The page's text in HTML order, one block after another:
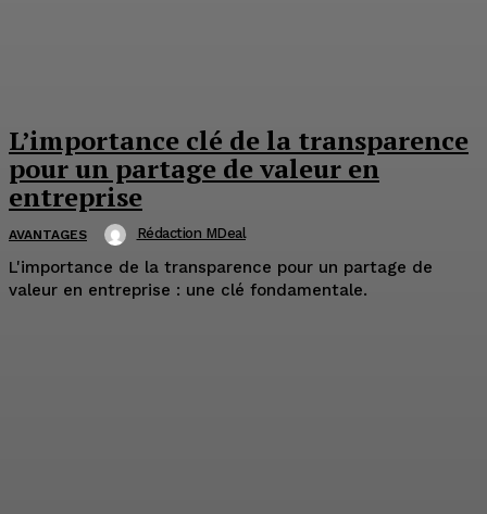
L’importance clé de la transparence
pour un partage de valeur en
entreprise
AVANTAGES Rédaction MDeal
L'importance de la transparence pour un partage de
valeur en entreprise : une clé fondamentale.